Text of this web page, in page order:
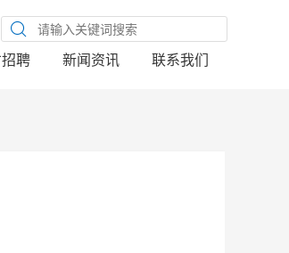
聘 新闻资讯 联系我们